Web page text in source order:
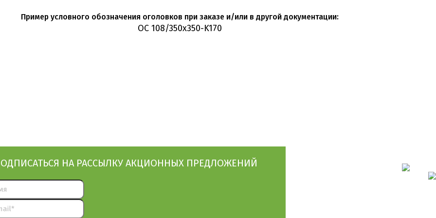
Пример условного обозначения оголовков при заказе и/или в другой документации:
ОС 108/350x350-K170
НА РАССЫЛКУ АКЦИОННЫХ ПРЕДЛОЖЕНИЙ